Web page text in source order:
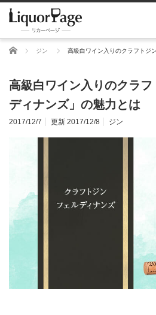
ホーム ジン 高級白ワイン入りのクラフトジ
高級白ワイン入りのクラ
ディナンズ」の魅力とは
2017/12/7 更新 2017/12/8 ジン